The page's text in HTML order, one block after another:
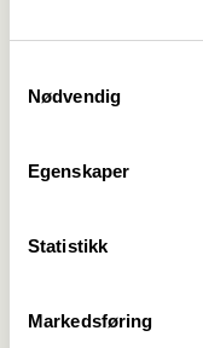
Nødvendig
Egenskaper
Statistikk
Markedsføring
Aktuelt